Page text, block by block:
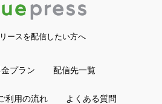
ースを配信したい方へ
プラン 配信先一覧
利用の流れ よくある質問